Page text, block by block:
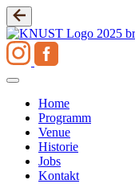
Zum
Inhalt
springen
Home
Programm
Venue
Historie
Jobs
Kontakt